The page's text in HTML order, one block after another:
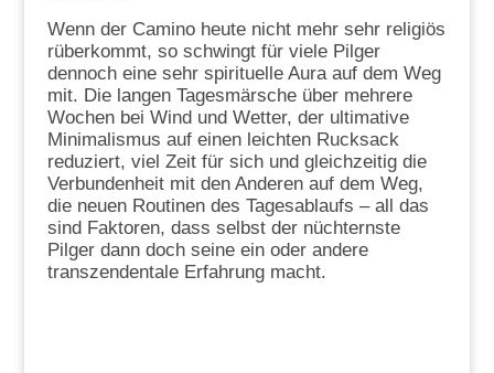
Wenn der Camino heute nicht mehr sehr religiös
rüberkommt, so schwingt für viele Pilger
dennoch eine sehr spirituelle Aura auf dem Weg
mit. Die langen Tagesmärsche über mehrere
Wochen bei Wind und Wetter, der ultimative
Minimalismus auf einen leichten Rucksack
reduziert, viel Zeit für sich und gleichzeitig die
Verbundenheit mit den Anderen auf dem Weg,
die neuen Routinen des Tagesablaufs – all das
sind Faktoren, dass selbst der nüchternste
Pilger dann doch seine ein oder andere
transzendentale Erfahrung macht.